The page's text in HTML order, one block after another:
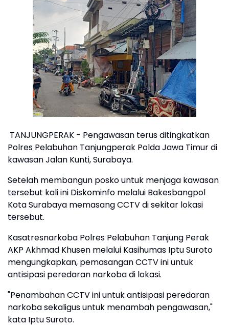
TANJUNGPERAK - Pengawasan terus ditingkatkan
Polres Pelabuhan Tanjungperak Polda Jawa Timur di
kawasan Jalan Kunti, Surabaya.
Setelah membangun posko untuk menjaga kawasan
tersebut kali ini Diskominfo melalui Bakesbangpol
Kota Surabaya memasang CCTV di sekitar lokasi
tersebut.
Kasatresnarkoba Polres Pelabuhan Tanjung Perak
AKP Akhmad Khusen melalui Kasihumas Iptu Suroto
mengungkapkan, pemasangan CCTV ini untuk
antisipasi peredaran narkoba di lokasi.
"Penambahan CCTV ini untuk antisipasi peredaran
narkoba sekaligus untuk menambah pengawasan,"
kata Iptu Suroto.